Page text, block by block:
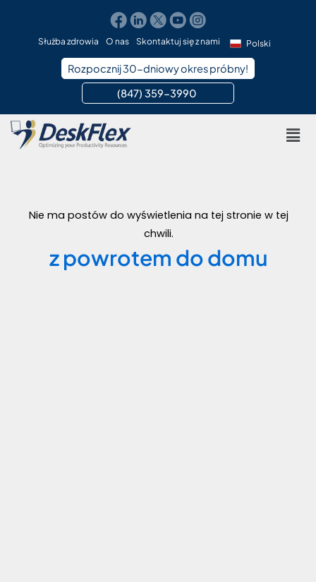
Służba zdrowia O nas Skontaktuj się z nami Polski
Rozpocznij 30-dniowy okres próbny!
(847) 359-3990 ​
Nie ma postów do wyświetlenia na tej stronie w tej
chwili.
z powrotem do domu